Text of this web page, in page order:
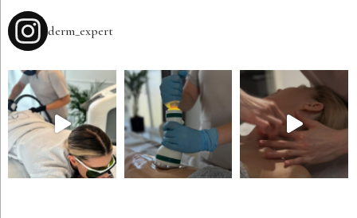
derm_expert